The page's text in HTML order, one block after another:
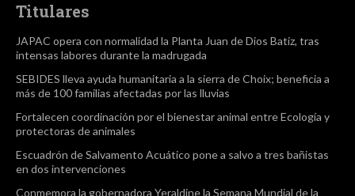
Titulares
JAPAC opera con normalidad la Planta Juan de Dios Batiz, tras
intensas labores durante la madrugada
SEBIDES lleva ayuda humanitaria a la sierra de Choix; beneficia a
más de 100 familias afectadas por las lluvias
Fortalecen coordinación por el bienestar animal entre Ecología y
protectoras de animales
Escuadrón de Salvamento Acuático pone a salvo a tres bañistas
en dos intervenciones
Conmemora la gobernadora Yeraldine la Semana Mundial de la